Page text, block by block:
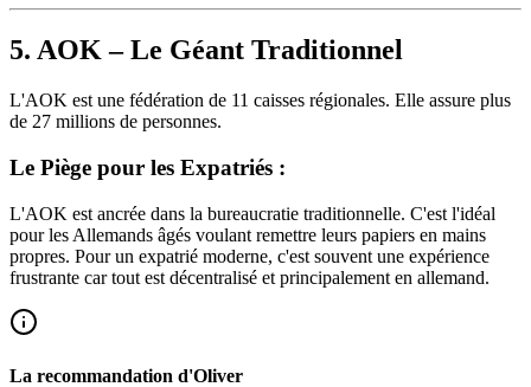
5. AOK – Le Géant Traditionnel
L'AOK est une fédération de 11 caisses régionales. Elle assure plus
de 27 millions de personnes.
Le Piège pour les Expatriés :
L'AOK est ancrée dans la bureaucratie traditionnelle. C'est l'idéal
pour les Allemands âgés voulant remettre leurs papiers en mains
propres. Pour un expatrié moderne, c'est souvent une expérience
frustrante car tout est décentralisé et principalement en allemand.
La recommandation d'Oliver